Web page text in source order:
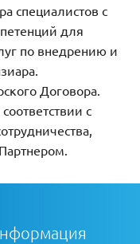
специалистов с
для
по внедрению и
Договора.
с